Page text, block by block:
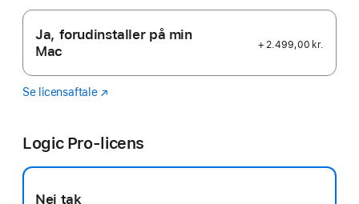
Ja, forudinstaller på min
Mac
+ 2.499,00 kr.
Se licensaftaleFinal
(Åbner
nyt
Logic Pro-licens
Nej tak